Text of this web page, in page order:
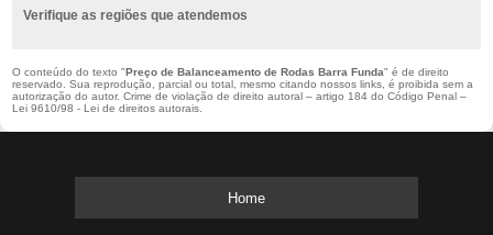
Verifique as regiões que atendemos
O conteúdo do texto "Preço de Balanceamento de Rodas Barra Funda" é de direito
reservado. Sua reprodução, parcial ou total, mesmo citando nossos links, é proibida sem a
autorização do autor. Crime de violação de direito autoral – artigo 184 do Código Penal –
Lei 9610/98 - Lei de direitos autorais
Home